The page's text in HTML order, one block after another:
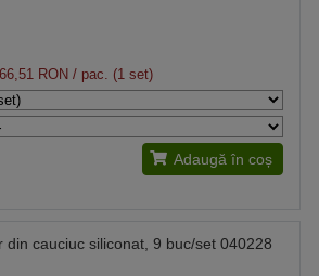
66,51 RON / pac. (1 set)
Adaugă în coș
din cauciuc siliconat, 9 buc/set 040228